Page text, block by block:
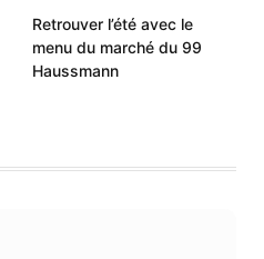
Retrouver l’été avec le
menu du marché du 99
Haussmann